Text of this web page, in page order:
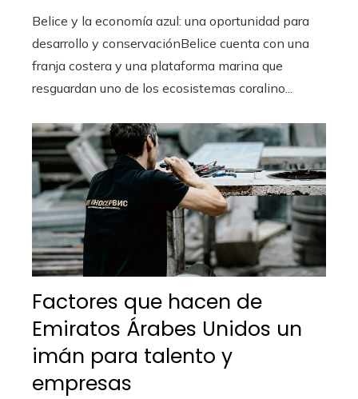
Belice y la economía azul: una oportunidad para
desarrollo y conservaciónBelice cuenta con una
franja costera y una plataforma marina que
resguardan uno de los ecosistemas coralino...
Factores que hacen de
Emiratos Árabes Unidos un
imán para talento y
empresas